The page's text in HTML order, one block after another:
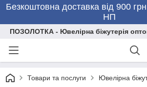
Безкоштовна доставка від 900
НП
ПОЗОЛОТКА - Ювелірна біжутерія
Товари та послуги Ювелірна